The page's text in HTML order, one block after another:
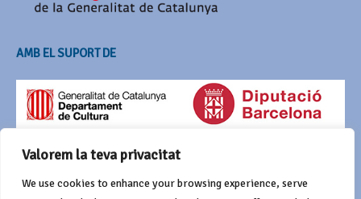
Valorem la teva privacitat
We use cookies to enhance your browsing experience, serve
AMB EL SUPORT DE